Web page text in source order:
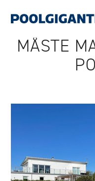
MÅSTE